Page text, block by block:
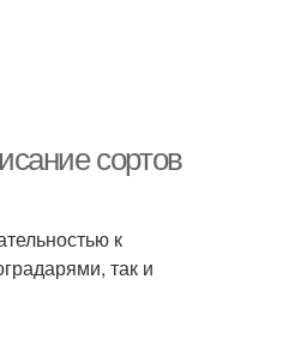
сортов
к
так и